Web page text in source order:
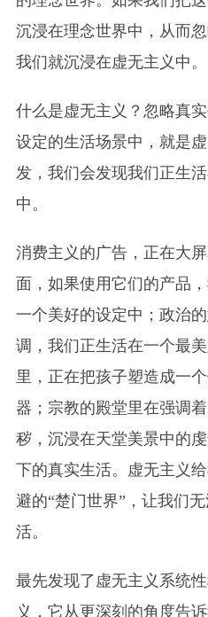
沉浸在理念世界中，从而
我们就沉浸在虚无主义中。
什么是虚无主义？忽略真
设定的生活场景中，就是
发，我们会发现我们正生
中。
消费主义的广告，正在大
面，如果使用它们的产品
一个美好的设定中；政治
调，我们正生活在一个最
里，正在把孩子塑造成一
器；宗教的殿堂里在强调
秽，沉浸在天堂美景中的
下的真实生活。虚无主义
避的“楚门世界”，让我们
活。
最先发现了虚无主义系统
义，它从更深刻的角度告